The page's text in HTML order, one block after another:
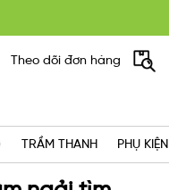
Theo dõi đơn hàng
TRẦM THANH PHỤ KIỆN